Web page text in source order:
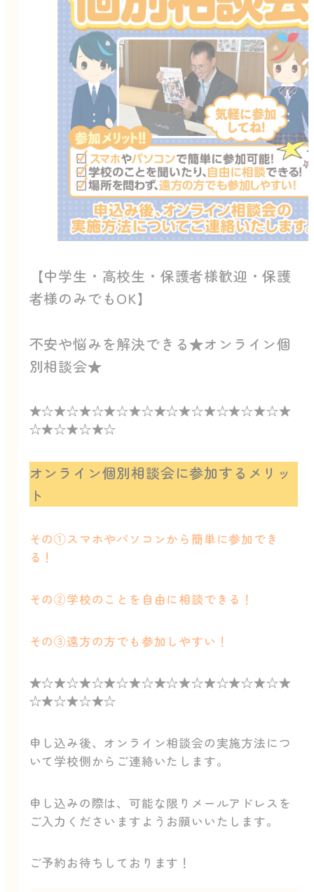
【中学生・高校生・保護者様歓迎・保護
者様のみでもOK】
不安や悩みを解決できる★オンライン個
別相談会★
★☆★☆★☆★☆★☆★☆★☆★☆★☆★☆★
☆★☆★☆★☆
オンライン個別相談会に参加するメリッ
ト
その①スマホやパソコンから簡単に参加でき
る！
その②学校のことを自由に相談できる！
その③遠方の方でも参加しやすい！
★☆★☆★☆★☆★☆★☆★☆★☆★☆★☆★
☆★☆★☆★☆
申し込み後、オンライン相談会の実施方法につ
いて学校側からご連絡いたします。
申し込みの際は、可能な限りメールアドレスを
ご入力くださいますようお願いいたします。
ご予約お待ちしております！